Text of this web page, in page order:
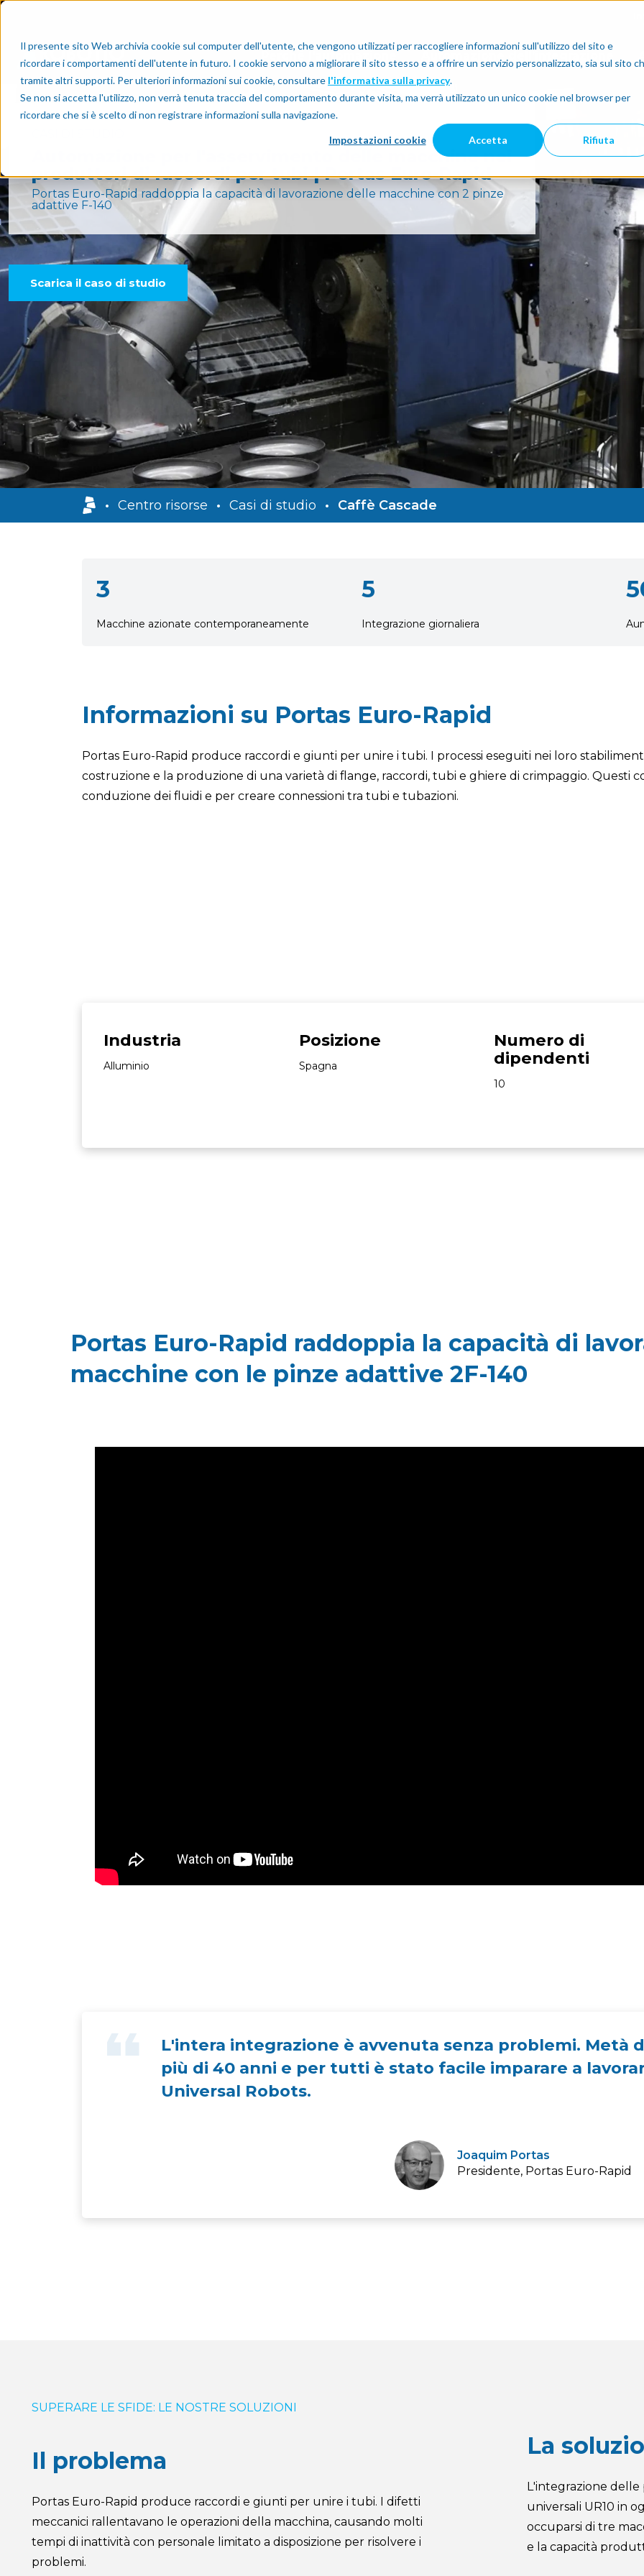
Il presente sito Web archivia cookie sul computer dell'utente, che vengono utilizzati per raccogliere informazioni sull'utilizzo del sito e
ricordare i comportamenti dell'utente in futuro. I cookie servono a migliorare il sito stesso e a offrire un servizio personalizzato, sia sul sito
tramite altri supporti. Per ulteriori informazioni sui cookie, consultare l'informativa sulla privacy.
Se non si accetta l'utilizzo, non verrà tenuta traccia del comportamento durante visita, ma verrà utilizzato un unico cookie nel browser per
ricordare che si è scelto di non registrare informazioni sulla navigazione.
Impostazioni cookie Accetta Rifiuta
Perché l'automazione Automazione dell’integrazione
Automazione per l'asservimento delle macchine nei
produttori di raccordi per tubi | Portas Euro-Rapid
Portas Euro-Rapid raddoppia la capacità di lavorazione delle macchine con 2 pinze
adattive F-140
Scarica il caso di studio
• Centro risorse • Casi di studio • Caffè Cascade
3
Macchine azionate contemporaneamente
5
Integrazione giornaliera
Informazioni su Portas Euro-Rapid
Portas Euro-Rapid produce raccordi e giunti per unire i tubi. I processi eseguiti nei loro
costruzione e la produzione di una varietà di flange, raccordi, tubi e ghiere di crimpaggio. Questi
conduzione dei fluidi e per creare connessioni tra tubi e tubazioni.
Industria
Alluminio
Posizione
Spagna
Numero di
dipendenti
10
Portas Euro-Rapid raddoppia la capacità di
macchine con le pinze adattive 2F-140
L'intera integrazione è avvenuta senza problemi. Metà
più di 40 anni e per tutti è stato facile imparare a
Universal Robots.
Joaquim Portas
Presidente, Portas Euro-Rapid
SUPERARE LE SFIDE: LE NOSTRE SOLUZIONI
Il problema
Portas Euro-Rapid produce raccordi e giunti per unire i tubi. I difetti
meccanici rallentavano le operazioni della macchina, causando molti
tempi di inattività con personale limitato a disposizione per risolvere i
problemi.
La
L'integrazione delle
universali UR10 in
occuparsi di tre
e la capacità